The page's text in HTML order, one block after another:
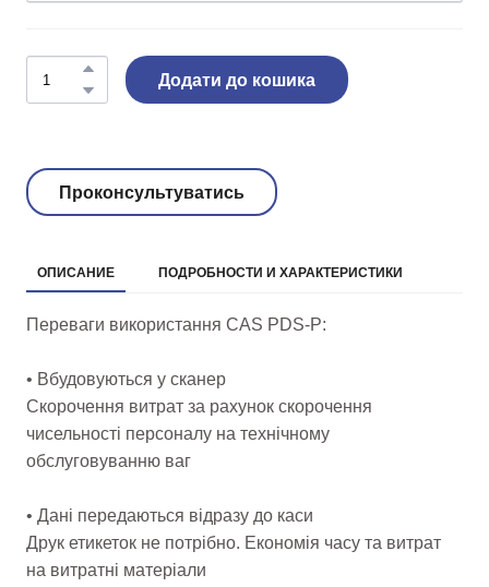
Додати до кошика
Проконсультуватись
ОПИСАНИЕ ПОДРОБНОСТИ И ХАРАКТЕРИСТИКИ
Переваги використання CAS PDS-P:
• Вбудовуються у сканер
Скорочення витрат за рахунок скорочення
чисельності персоналу на технічному
обслуговуванню ваг
• Дані передаються відразу до каси
Друк етикеток не потрібно. Економія часу та витрат
на витратні матеріали